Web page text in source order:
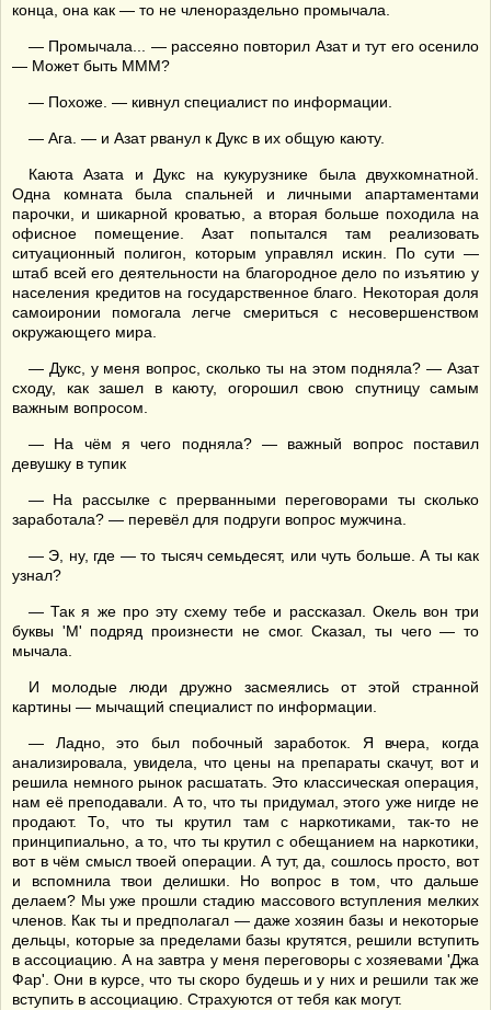
конца, она как — то не членораздельно промычала.
— Промычала... — рассеяно повторил Азат и тут его осенило
— Может быть МММ?
— Похоже. — кивнул специалист по информации.
— Ага. — и Азат рванул к Дукс в их общую каюту.
Каюта Азата и Дукс на кукурузнике была двухкомнатной.
Одна комната была спальней и личными апартаментами
парочки, и шикарной кроватью, а вторая больше походила на
офисное помещение. Азат попытался там реализовать
ситуационный полигон, которым управлял искин. По сути —
штаб всей его деятельности на благородное дело по изъятию у
населения кредитов на государственное благо. Некоторая доля
самоиронии помогала легче смериться с несовершенством
окружающего мира.
— Дукс, у меня вопрос, сколько ты на этом подняла? — Азат
сходу, как зашел в каюту, огорошил свою спутницу самым
важным вопросом.
— На чём я чего подняла? — важный вопрос поставил
девушку в тупик
— На рассылке с прерванными переговорами ты сколько
заработала? — перевёл для подруги вопрос мужчина.
— Э, ну, где — то тысяч семьдесят, или чуть больше. А ты как
узнал?
— Так я же про эту схему тебе и рассказал. Окель вон три
буквы 'М' подряд произнести не смог. Сказал, ты чего — то
мычала.
И молодые люди дружно засмеялись от этой странной
картины — мычащий специалист по информации.
— Ладно, это был побочный заработок. Я вчера, когда
анализировала, увидела, что цены на препараты скачут, вот и
решила немного рынок расшатать. Это классическая операция,
нам её преподавали. А то, что ты придумал, этого уже нигде не
продают. То, что ты крутил там с наркотиками, так-то не
принципиально, а то, что ты крутил с обещанием на наркотики,
вот в чём смысл твоей операции. А тут, да, сошлось просто, вот
и вспомнила твои делишки. Но вопрос в том, что дальше
делаем? Мы уже прошли стадию массового вступления мелких
членов. Как ты и предполагал — даже хозяин базы и некоторые
дельцы, которые за пределами базы крутятся, решили вступить
в ассоциацию. А на завтра у меня переговоры с хозяевами 'Джа
Фар'. Они в курсе, что ты скоро будешь и у них и решили так же
вступить в ассоциацию. Страхуются от тебя как могут.